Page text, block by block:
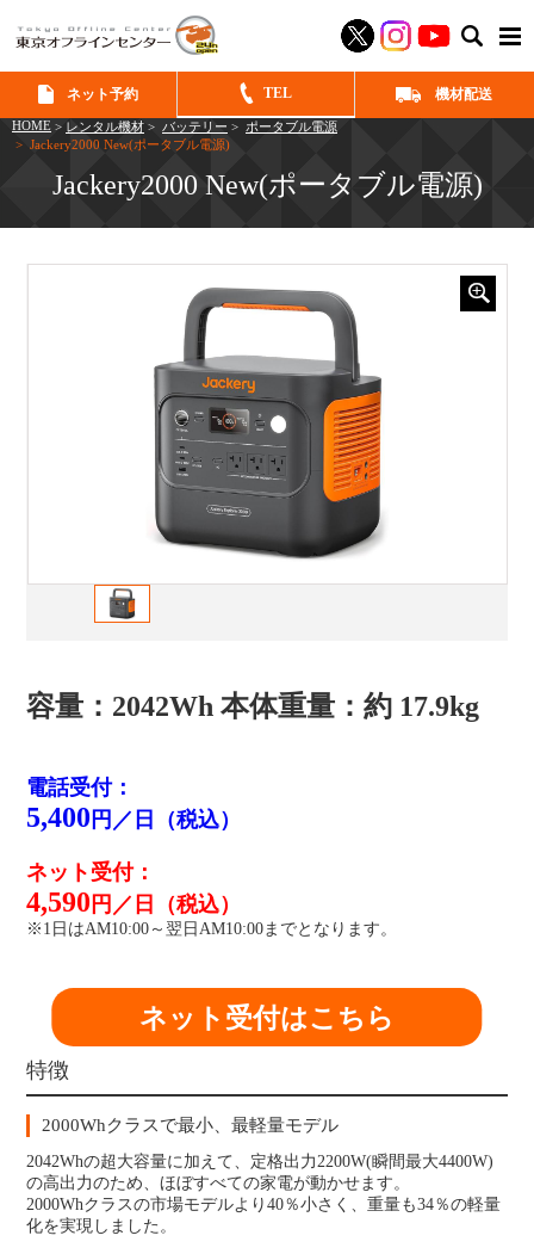
ネット予約 TEL 機材配送
HOME > レンタル機材 > バッテリー > ポータブル電源
> Jackery2000 New(ポータブル電源)
Jackery2000 New(ポータブル電源)
容量：2042Wh 本体重量：約 17.9kg
電話受付：
5,400 円／日（税込）
ネット受付：
4,590 円／日（税込）
※1日はAM10:00～翌日AM10:00までとなります。
ネット受付はこちら
特徴
2000Whクラスで最小、最軽量モデル
2042Whの超大容量に加えて、定格出力2200W(瞬間最大4400W)
の高出力のため、ほぼすべての家電が動かせます。
2000Whクラスの市場モデルより40％小さく、重量も34％の軽量
化を実現しました。